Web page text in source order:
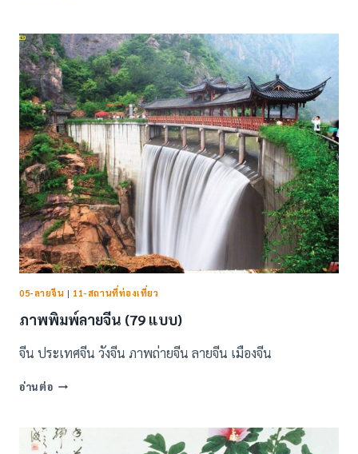
นก
ยูง
ชุด
ที่2
(29
แบบ)
05-ลายจีน | 11-สถานที่ท่องเที่ยว
ภาพพิมพ์ลายจีน (79 แบบ)
จีน ประเทศจีน วังจีน ภาพถ่ายจีน ลายจีน เมืองจีน
อ่านต่อภาพ
จีน
(79